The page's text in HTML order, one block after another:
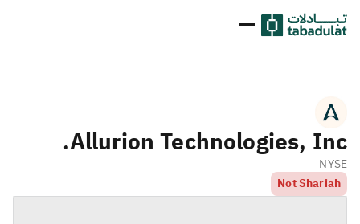
Allurion Technologies, Inc.
NYSE
Not Shariah